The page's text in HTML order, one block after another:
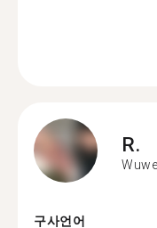
R.
구사언어